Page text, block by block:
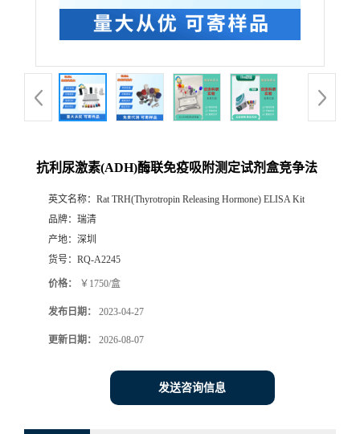
抗利尿激素(ADH)酶联免疫吸附测定试剂盒竞争法
英文名称： Rat TRH(Thyrotropin Releasing Hormone) ELISA Kit
品牌： 瑞清
产地： 深圳
货号： RQ-A2245
价格： ￥1750/盒
发布日期： 2023-04-27
更新日期： 2026-08-07
发送咨询信息